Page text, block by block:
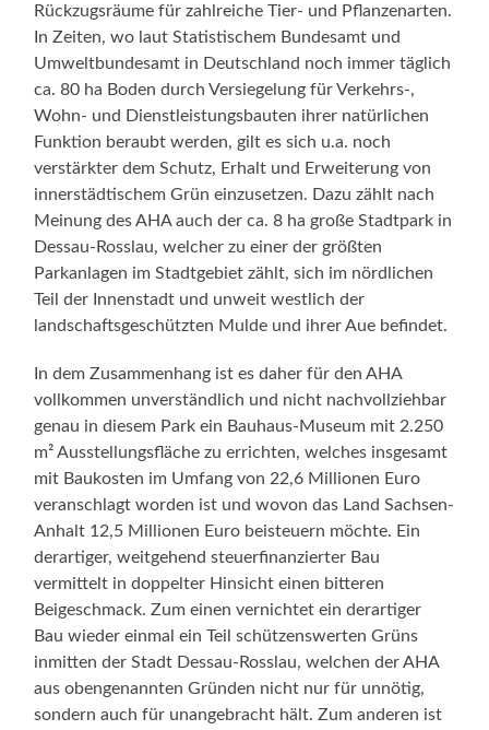
Rückzugsräume für zahlreiche Tier- und Pflanzenarten.
In Zeiten, wo laut Statistischem Bundesamt und
Umweltbundesamt in Deutschland noch immer täglich
ca. 80 ha Boden durch Versiegelung für Verkehrs-,
Wohn- und Dienstleistungsbauten ihrer natürlichen
Funktion beraubt werden, gilt es sich u.a. noch
verstärkter dem Schutz, Erhalt und Erweiterung von
innerstädtischem Grün einzusetzen. Dazu zählt nach
Meinung des AHA auch der ca. 8 ha große Stadtpark in
Dessau-Rosslau, welcher zu einer der größten
Parkanlagen im Stadtgebiet zählt, sich im nördlichen
Teil der Innenstadt und unweit westlich der
landschaftsgeschützten Mulde und ihrer Aue befindet.
In dem Zusammenhang ist es daher für den AHA
vollkommen unverständlich und nicht nachvollziehbar
genau in diesem Park ein Bauhaus-Museum mit 2.250
m² Ausstellungsfläche zu errichten, welches insgesamt
mit Baukosten im Umfang von 22,6 Millionen Euro
veranschlagt worden ist und wovon das Land Sachsen-
Anhalt 12,5 Millionen Euro beisteuern möchte. Ein
derartiger, weitgehend steuerfinanzierter Bau
vermittelt in doppelter Hinsicht einen bitteren
Beigeschmack. Zum einen vernichtet ein derartiger
Bau wieder einmal ein Teil schützenswerten Grüns
inmitten der Stadt Dessau-Rosslau, welchen der AHA
aus obengenannten Gründen nicht nur für unnötig,
sondern auch für unangebracht hält. Zum anderen ist